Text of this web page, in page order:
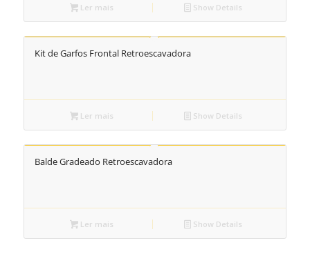
Ler mais Show Details
Kit de Garfos Frontal Retroescavadora
Ler mais Show Details
Balde Gradeado Retroescavadora
Ler mais Show Details